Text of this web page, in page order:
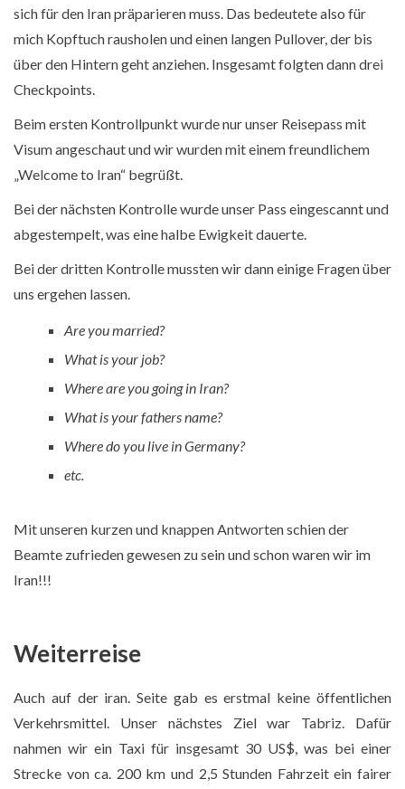
Matthias vor dem Lada-Taxi
sich für den Iran präparieren muss. Das bedeutete also für
mich Kopftuch rausholen und einen langen Pullover, der bis
über den Hintern geht anziehen. Insgesamt folgten dann drei
Checkpoints.
Beim ersten Kontrollpunkt wurde nur unser Reisepass mit
Visum angeschaut und wir wurden mit einem freundlichem
„Welcome to Iran“ begrüßt.
Bei der nächsten Kontrolle wurde unser Pass eingescannt und
abgestempelt, was eine halbe Ewigkeit dauerte.
Bei der dritten Kontrolle mussten wir dann einige Fragen über
uns ergehen lassen.
Are you married?
What is your job?
Where are you going in Iran?
What is your fathers name?
Where do you live in Germany?
etc.
Mit unseren kurzen und knappen Antworten schien der
Beamte zufrieden gewesen zu sein und schon waren wir im
Iran!!!
Weiterreise
Auch auf der iran. Seite gab es erstmal keine öffentlichen
Verkehrsmittel. Unser nächstes Ziel war Tabriz. Dafür
nahmen wir ein Taxi für insgesamt 30 US$, was bei einer
Strecke von ca. 200 km und 2,5 Stunden Fahrzeit ein fairer